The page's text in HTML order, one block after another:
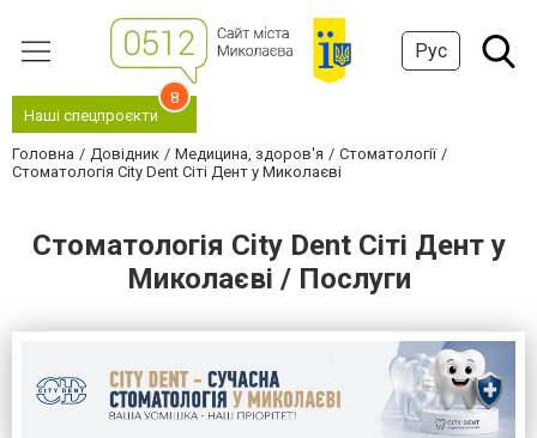
Рус
Наші спецпроєкти
8
Головна Довідник Медицина, здоров'я
Стоматології
Стоматологія City Dent Сіті Дент у Миколаєві
Стоматологія City Dent Сіті Дент у
Миколаєві / Послуги